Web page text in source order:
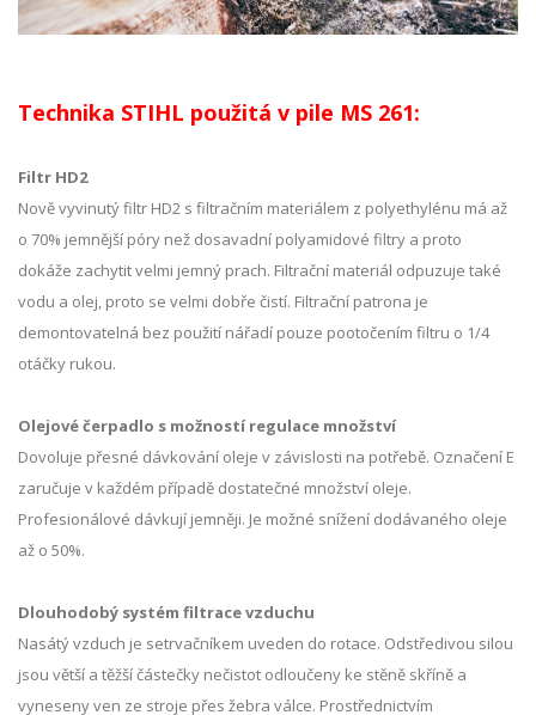
Technika STIHL použitá v pile MS 261:
Filtr HD2
Nově vyvinutý filtr HD2 s filtračním materiálem z polyethylénu má až
o 70% jemnější póry než dosavadní polyamidové filtry a proto
dokáže zachytit velmi jemný prach. Filtrační materiál odpuzuje také
vodu a olej, proto se velmi dobře čistí. Filtrační patrona je
demontovatelná bez použití nářadí pouze pootočením filtru o 1/4
otáčky rukou.
Olejové čerpadlo s možností regulace množství
Dovoluje přesné dávkování oleje v závislosti na potřebě. Označení E
zaručuje v každém případě dostatečné množství oleje.
Profesionálové dávkují jemněji. Je možné snížení dodávaného oleje
až o 50%.
Dlouhodobý systém filtrace vzduchu
Nasátý vzduch je setrvačníkem uveden do rotace. Odstředivou silou
jsou větší a těžší částečky nečistot odloučeny ke stěně skříně a
vyneseny ven ze stroje přes žebra válce. Prostřednictvím